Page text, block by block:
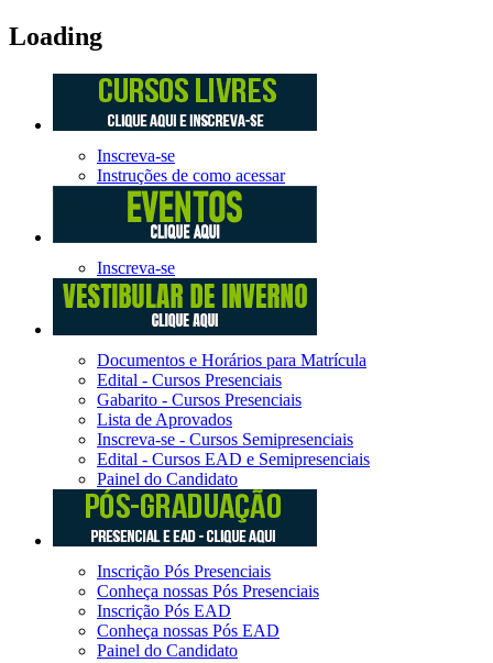
Loading
Inscreva-se
Instruções de como acessar
Inscreva-se
Documentos e Horários para Matrícula
Edital - Cursos Presenciais
Gabarito - Cursos Presenciais
Lista de Aprovados
Inscreva-se - Cursos Semipresenciais
Edital - Cursos EAD e Semipresenciais
Painel do Candidato
Inscrição Pós Presenciais
Conheça nossas Pós Presenciais
Inscrição Pós EAD
Conheça nossas Pós EAD
Painel do Candidato